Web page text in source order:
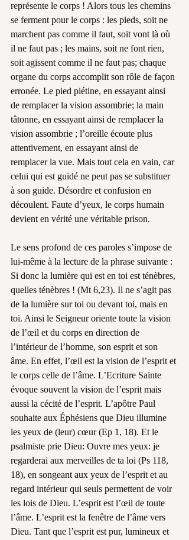
représente le corps ! Alors tous les chemins
se ferment pour le corps : les pieds, soit ne
marchent pas comme il faut, soit vont là où
il ne faut pas ; les mains, soit ne font rien,
soit agissent comme il ne faut pas; chaque
organe du corps accomplit son rôle de façon
erronée. Le pied piétine, en essayant ainsi
de remplacer la vision assombrie; la main
tâtonne, en essayant ainsi de remplacer la
vision assombrie ; l’oreille écoute plus
attentivement, en essayant ainsi de
remplacer la vue. Mais tout cela en vain, car
celui qui est guidé ne peut pas se substituer
à son guide. Désordre et confusion en
découlent. Faute d’yeux, le corps humain
devient en vérité une véritable prison.
Le sens profond de ces paroles s’impose de
lui-même à la lecture de la phrase suivante :
Si donc la lumière qui est en toi est ténèbres,
quelles ténèbres ! (Mt 6,23). Il ne s’agit pas
de la lumière sur toi ou devant toi, mais en
toi. Ainsi le Seigneur oriente toute la vision
de l’œil et du corps en direction de
l’intérieur de l’homme, son esprit et son
âme. En effet, l’œil est la vision de l’esprit et
le corps celle de l’âme. L’Ecriture Sainte
évoque souvent la vision de l’esprit mais
aussi la cécité de l’esprit. L’apôtre Paul
souhaite aux Éphésiens que Dieu illumine
les yeux de (leur) cœur (Ep 1, 18). Et le
psalmiste prie Dieu: Ouvre mes yeux: je
regarderai aux merveilles de ta loi (Ps 118,
18), en songeant aux yeux de l’esprit et au
regard intérieur qui seuls permettent de voir
les lois de Dieu. L’esprit est l’œil de toute
l’âme. L’esprit est la fenêtre de l’âme vers
Dieu. Tant que l’esprit est pur, lumineux et